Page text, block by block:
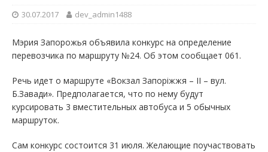
30.07.2017 dev_admin1488
Мэрия Запорожья объявила конкурс на определение
перевозчика по маршруту №24. Об этом сообщает 061.
Речь идет о маршруте «Вокзал Запоріжжя – ІІ – вул.
Б.Завади». Предполагается, что по нему будут
курсировать 3 вместительных автобуса и 5 обычных
маршруток.
Сам конкурс состоится 31 июля. Желающие поучаствовать